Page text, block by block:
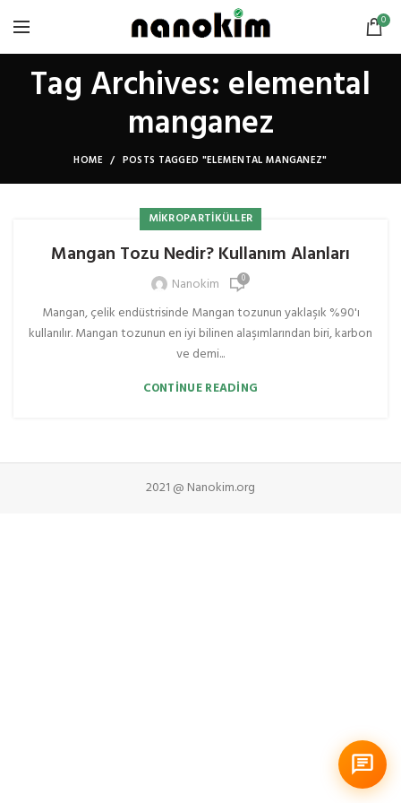
0
Tag Archives: elemental
manganez
HOME POSTS TAGGED "ELEMENTAL MANGANEZ"
MIKROPARTIKÜLLER
Mangan Tozu Nedir? Kullanım Alanları
Nanokim 0
Mangan, çelik endüstrisinde Mangan tozunun yaklaşık %90'ı
kullanılır. Mangan tozunun en iyi bilinen alaşımlarından biri, karbon
ve demi...
CONTINUE READING
2021 @ Nanokim.org